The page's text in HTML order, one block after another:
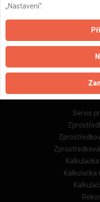
Zásady pro
Obchodní
Obchodní
Naše
Servis
„Nastavení“.